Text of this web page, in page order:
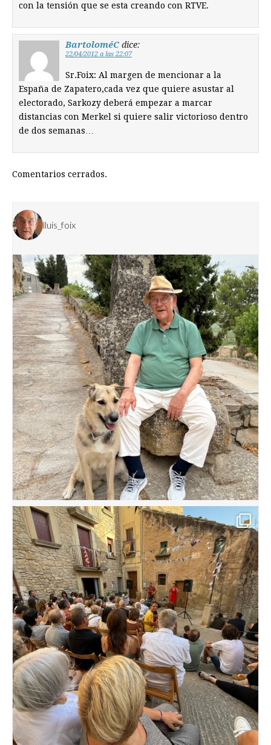
con la tensión que se esta creando con RTVE.
BartoloméC dice:
22/04/2012 a las 22:07
Sr.Foix: Al margen de mencionar a la
España de Zapatero,cada vez que quiere asustar al
electorado, Sarkozy deberá empezar a marcar
distancias con Merkel si quiere salir victorioso dentro
de dos semanas…
Comentarios cerrados.
lluis_foix